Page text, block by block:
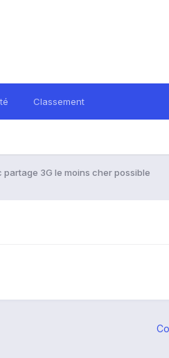
Classement
partage 3G le moins cher possible